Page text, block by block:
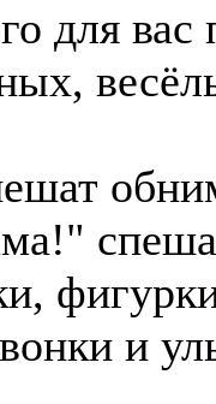
для вас
и